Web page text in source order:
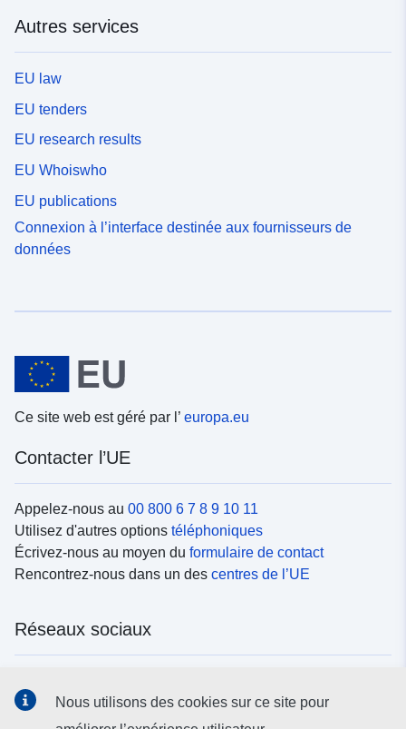
Autres services
EU law
EU tenders
EU research results
EU Whoiswho
EU publications
Connexion à l’interface destinée aux fournisseurs de
données
Ce site web est géré par l’ europa.eu
Contacter l’UE
Appelez-nous au 00 800 6 7 8 9 10 11
Utilisez d'autres options téléphoniques
Écrivez-nous au moyen du formulaire de contact
Rencontrez-nous dans un des centres de l’UE
Réseaux sociaux
Nous utilisons des cookies sur ce site pour